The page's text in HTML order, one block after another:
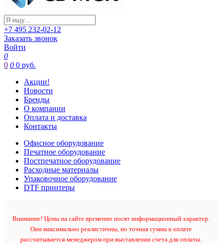
+7 495 232-02-12
Заказать звонок
Войти
0
0 0 0 руб.
Акции!
Новости
Бренды
О компании
Оплата и доставка
Контакты
Офисное оборудование
Печатное оборудование
Постпечатное оборудование
Расходные материалы
Упаковочное оборудование
DTF принтеры
Внимание! Цены на сайте временно носят информационный характер.
Они максимально реалистичны, но точная сумма к оплате
рассчитывается менеджером при выставлении счета для оплаты.